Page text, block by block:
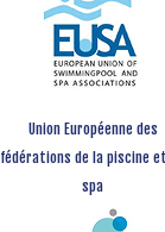
Union Européenne des
fédérations de la piscine
spa